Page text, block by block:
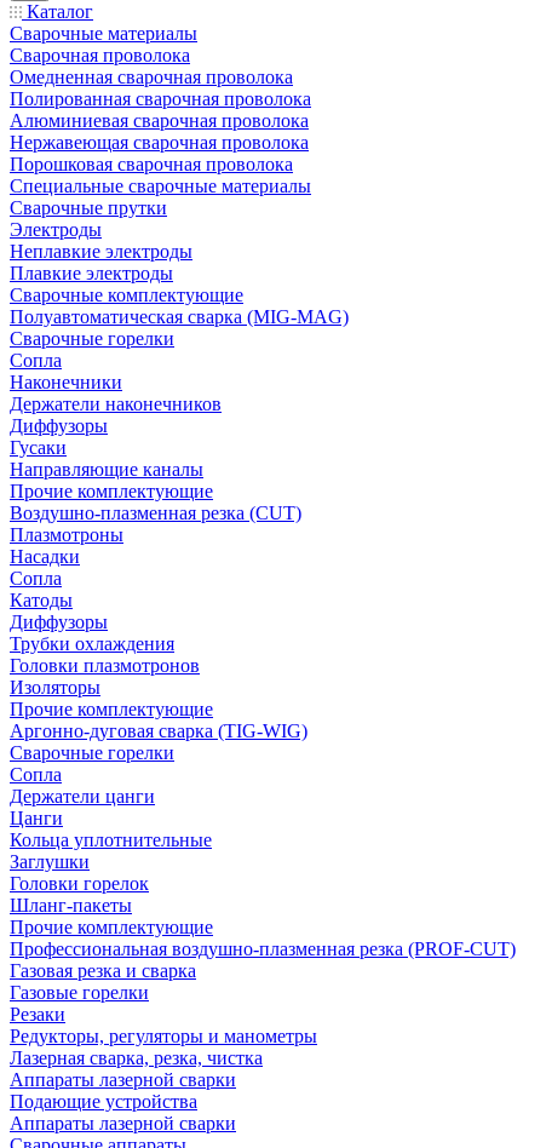
Каталог
Сварочные материалы
Сварочная проволока
Омедненная сварочная проволока
Полированная сварочная проволока
Алюминиевая сварочная проволока
Нержавеющая сварочная проволока
Порошковая сварочная проволока
Специальные сварочные материалы
Сварочные прутки
Электроды
Неплавкие электроды
Плавкие электроды
Сварочные комплектующие
Полуавтоматическая сварка (MIG-MAG)
Сварочные горелки
Сопла
Наконечники
Держатели наконечников
Диффузоры
Гусаки
Направляющие каналы
Прочие комплектующие
Воздушно-плазменная резка (CUT)
Плазмотроны
Насадки
Сопла
Катоды
Диффузоры
Трубки охлаждения
Головки плазмотронов
Изоляторы
Прочие комплектующие
Аргонно-дуговая сварка (TIG-WIG)
Сварочные горелки
Сопла
Держатели цанги
Цанги
Кольца уплотнительные
Заглушки
Головки горелок
Шланг-пакеты
Прочие комплектующие
Профессиональная воздушно-плазменная резка (PROF-CUT)
Газовая резка и сварка
Газовые горелки
Резаки
Редукторы, регуляторы и манометры
Лазерная сварка, резка, чистка
Аппараты лазерной сварки
Подающие устройства
Аппараты лазерной сварки